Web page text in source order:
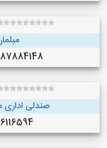
09187884148
صندلی اداری